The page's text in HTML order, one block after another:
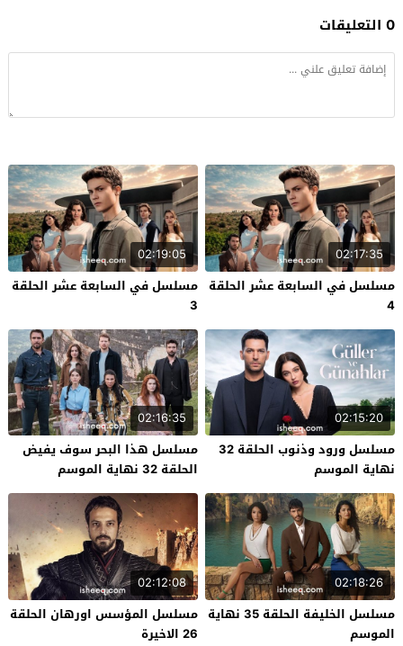
0 التعليقات
02:17:35
مسلسل في السابعة عشر الحلقة
4
02:19:05
مسلسل في السابعة عشر الحلقة
3
02:15:20
مسلسل ورود وذنوب الحلقة 32
نهاية الموسم
02:16:35
مسلسل هذا البحر سوف يفيض
الحلقة 32 نهاية الموسم
02:18:26
مسلسل الخليفة الحلقة 35 نهاية
الموسم
02:12:08
مسلسل المؤسس اورهان الحلقة
26 الاخيرة